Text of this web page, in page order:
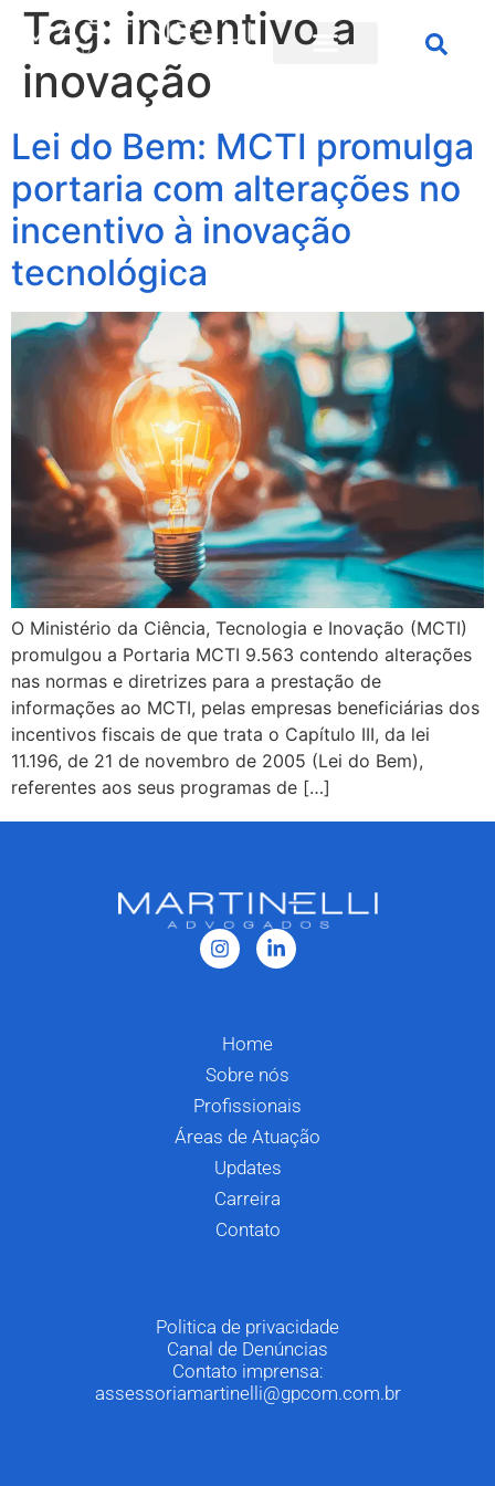
Tag: incentivo a
inovação
Lei do Bem: MCTI promulga
portaria com alterações no
incentivo à inovação
tecnológica
O Ministério da Ciência, Tecnologia e Inovação (MCTI)
promulgou a Portaria MCTI 9.563 contendo alterações
nas normas e diretrizes para a prestação de
informações ao MCTI, pelas empresas beneficiárias dos
incentivos fiscais de que trata o Capítulo III, da lei
11.196, de 21 de novembro de 2005 (Lei do Bem),
referentes aos seus programas de […]
Home
Sobre nós
Profissionais
Áreas de Atuação
Updates
Carreira
Contato
Politica de privacidade
Canal de Denúncias
Contato imprensa:
assessoriamartinelli@gpcom.com.br